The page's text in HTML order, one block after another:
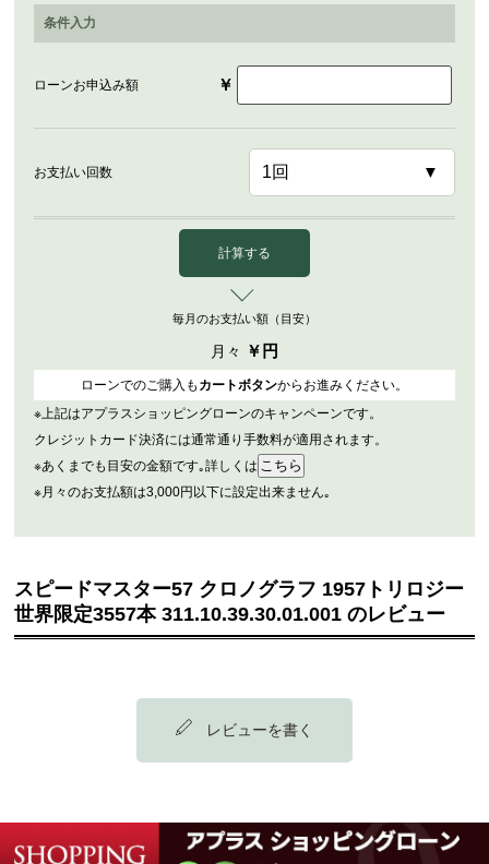
条件入力
ローンお申込み額 ￥
お支払い回数
計算する
毎月のお支払い額（目安）
月々 ￥ 円
ローンでのご購入も カートボタンからお進みください。
※上記はアプラスショッピングローンのキャンペーンです。
クレジットカード決済には通常通り手数料が適用されます。
※あくまでも目安の金額です｡詳しくは
※月々のお支払額は3,000円以下に設定出来ません｡
スピードマスター57 クロノグラフ 1957トリロジー
世界限定3557本 311.10.39.30.01.001 のレビュー
レビューを書く